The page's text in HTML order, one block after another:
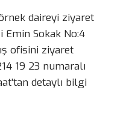
daireyi ziyaret
Emin Sokak No:4
ofisini ziyaret
19 23 numaralı
detaylı bilgi